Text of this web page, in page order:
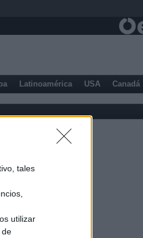
tales
utilizar
de
Latinoamérica USA Canadá